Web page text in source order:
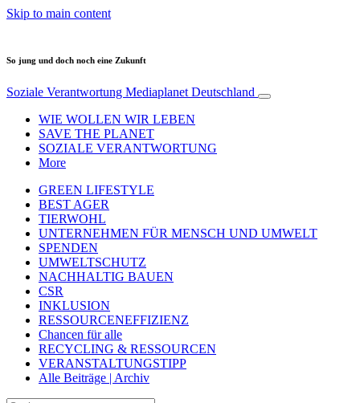
Skip to main content
So jung und doch noch eine Zukunft
Soziale Verantwortung Mediaplanet Deutschland
WIE WOLLEN WIR LEBEN
SAVE THE PLANET
SOZIALE VERANTWORTUNG
More
GREEN LIFESTYLE
BEST AGER
TIERWOHL
UNTERNEHMEN FÜR MENSCH UND UMWELT
SPENDEN
UMWELTSCHUTZ
NACHHALTIG BAUEN
CSR
INKLUSION
RESSOURCENEFFIZIENZ
Chancen für alle
RECYCLING & RESSOURCEN
VERANSTALTUNGSTIPP
Alle Beiträge | Archiv